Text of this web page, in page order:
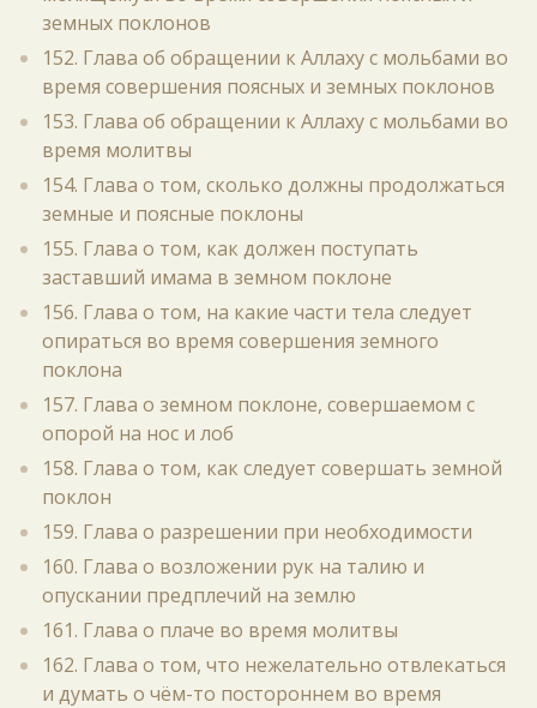
земных поклонов
152. Глава об обращении к Аллаху с мольбами во
время совершения поясных и земных поклонов
153. Глава об обращении к Аллаху с мольбами во
время молитвы
154. Глава о том, сколько должны продолжаться
земные и поясные поклоны
155. Глава о том, как должен поступать
заставший имама в земном поклоне
156. Глава о том, на какие части тела следует
опираться во время совершения земного
поклона
157. Глава о земном поклоне, совершаемом с
опорой на нос и лоб
158. Глава о том, как следует совершать земной
поклон
159. Глава о разрешении при необходимости
160. Глава о возложении рук на талию и
опускании предплечий на землю
161. Глава о плаче во время молитвы
162. Глава о том, что нежелательно отвлекаться
и думать о чём-то постороннем во время